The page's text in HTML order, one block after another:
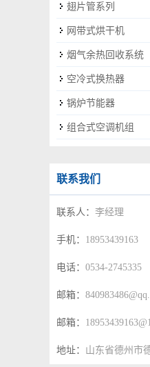
翅片管系列
网带式烘干机
烟气余热回收系统
空冷式换热器
锅炉节能器
组合式空调机组
联系我们
联系人： 李经理
手机： 18953439163
电话： 0534-2745335
邮箱：
邮箱：
地址： 山东省德州市